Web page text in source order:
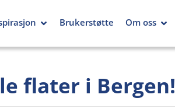
Brukerstøtte Om oss
flater i Bergen!